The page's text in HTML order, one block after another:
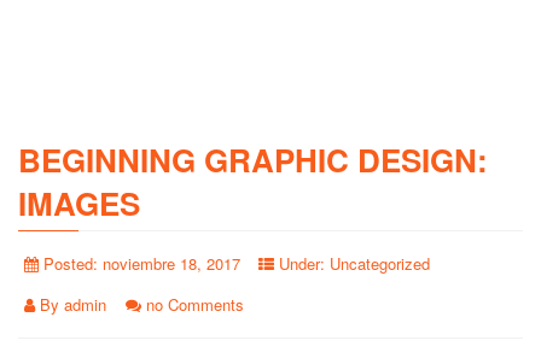
BEGINNING GRAPHIC DESIGN:
IMAGES
Posted: noviembre 18, 2017 Under: Uncategorized
By admin no Comments